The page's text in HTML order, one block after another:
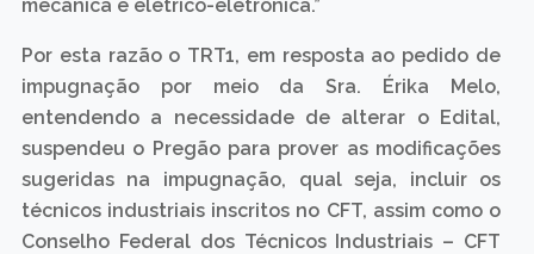
mecânica e elétrico-eletrônica.”
Por esta razão o TRT1, em resposta ao pedido de
impugnação por meio da Sra. Érika Melo,
entendendo a necessidade de alterar o Edital,
suspendeu o Pregão para prover as modificações
sugeridas na impugnação, qual seja, incluir os
técnicos industriais inscritos no CFT, assim como o
Conselho Federal dos Técnicos Industriais – CFT